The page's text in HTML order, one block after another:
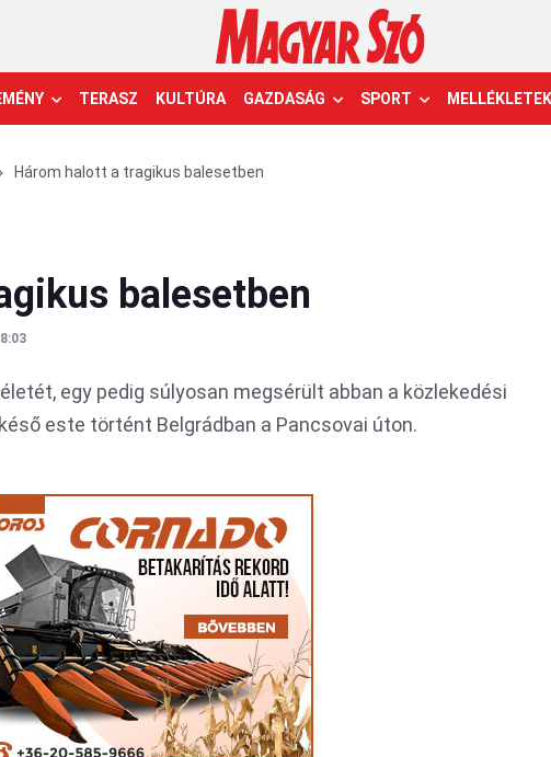
TERASZ KULTÚRA GAZDASÁG SPORT MELLÉKLETEK
Három halott a tragikus balesetben
balesetben
egy pedig súlyosan megsérült abban a közlekedési
este történt Belgrádban a Pancsovai úton.